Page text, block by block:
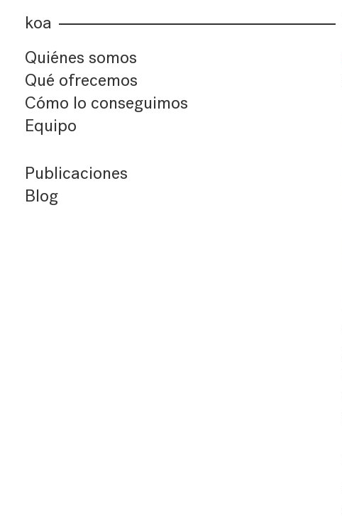
koa
Quiénes somos
Qué ofrecemos
Cómo lo conseguimos
Equipo
Publicaciones
Blog